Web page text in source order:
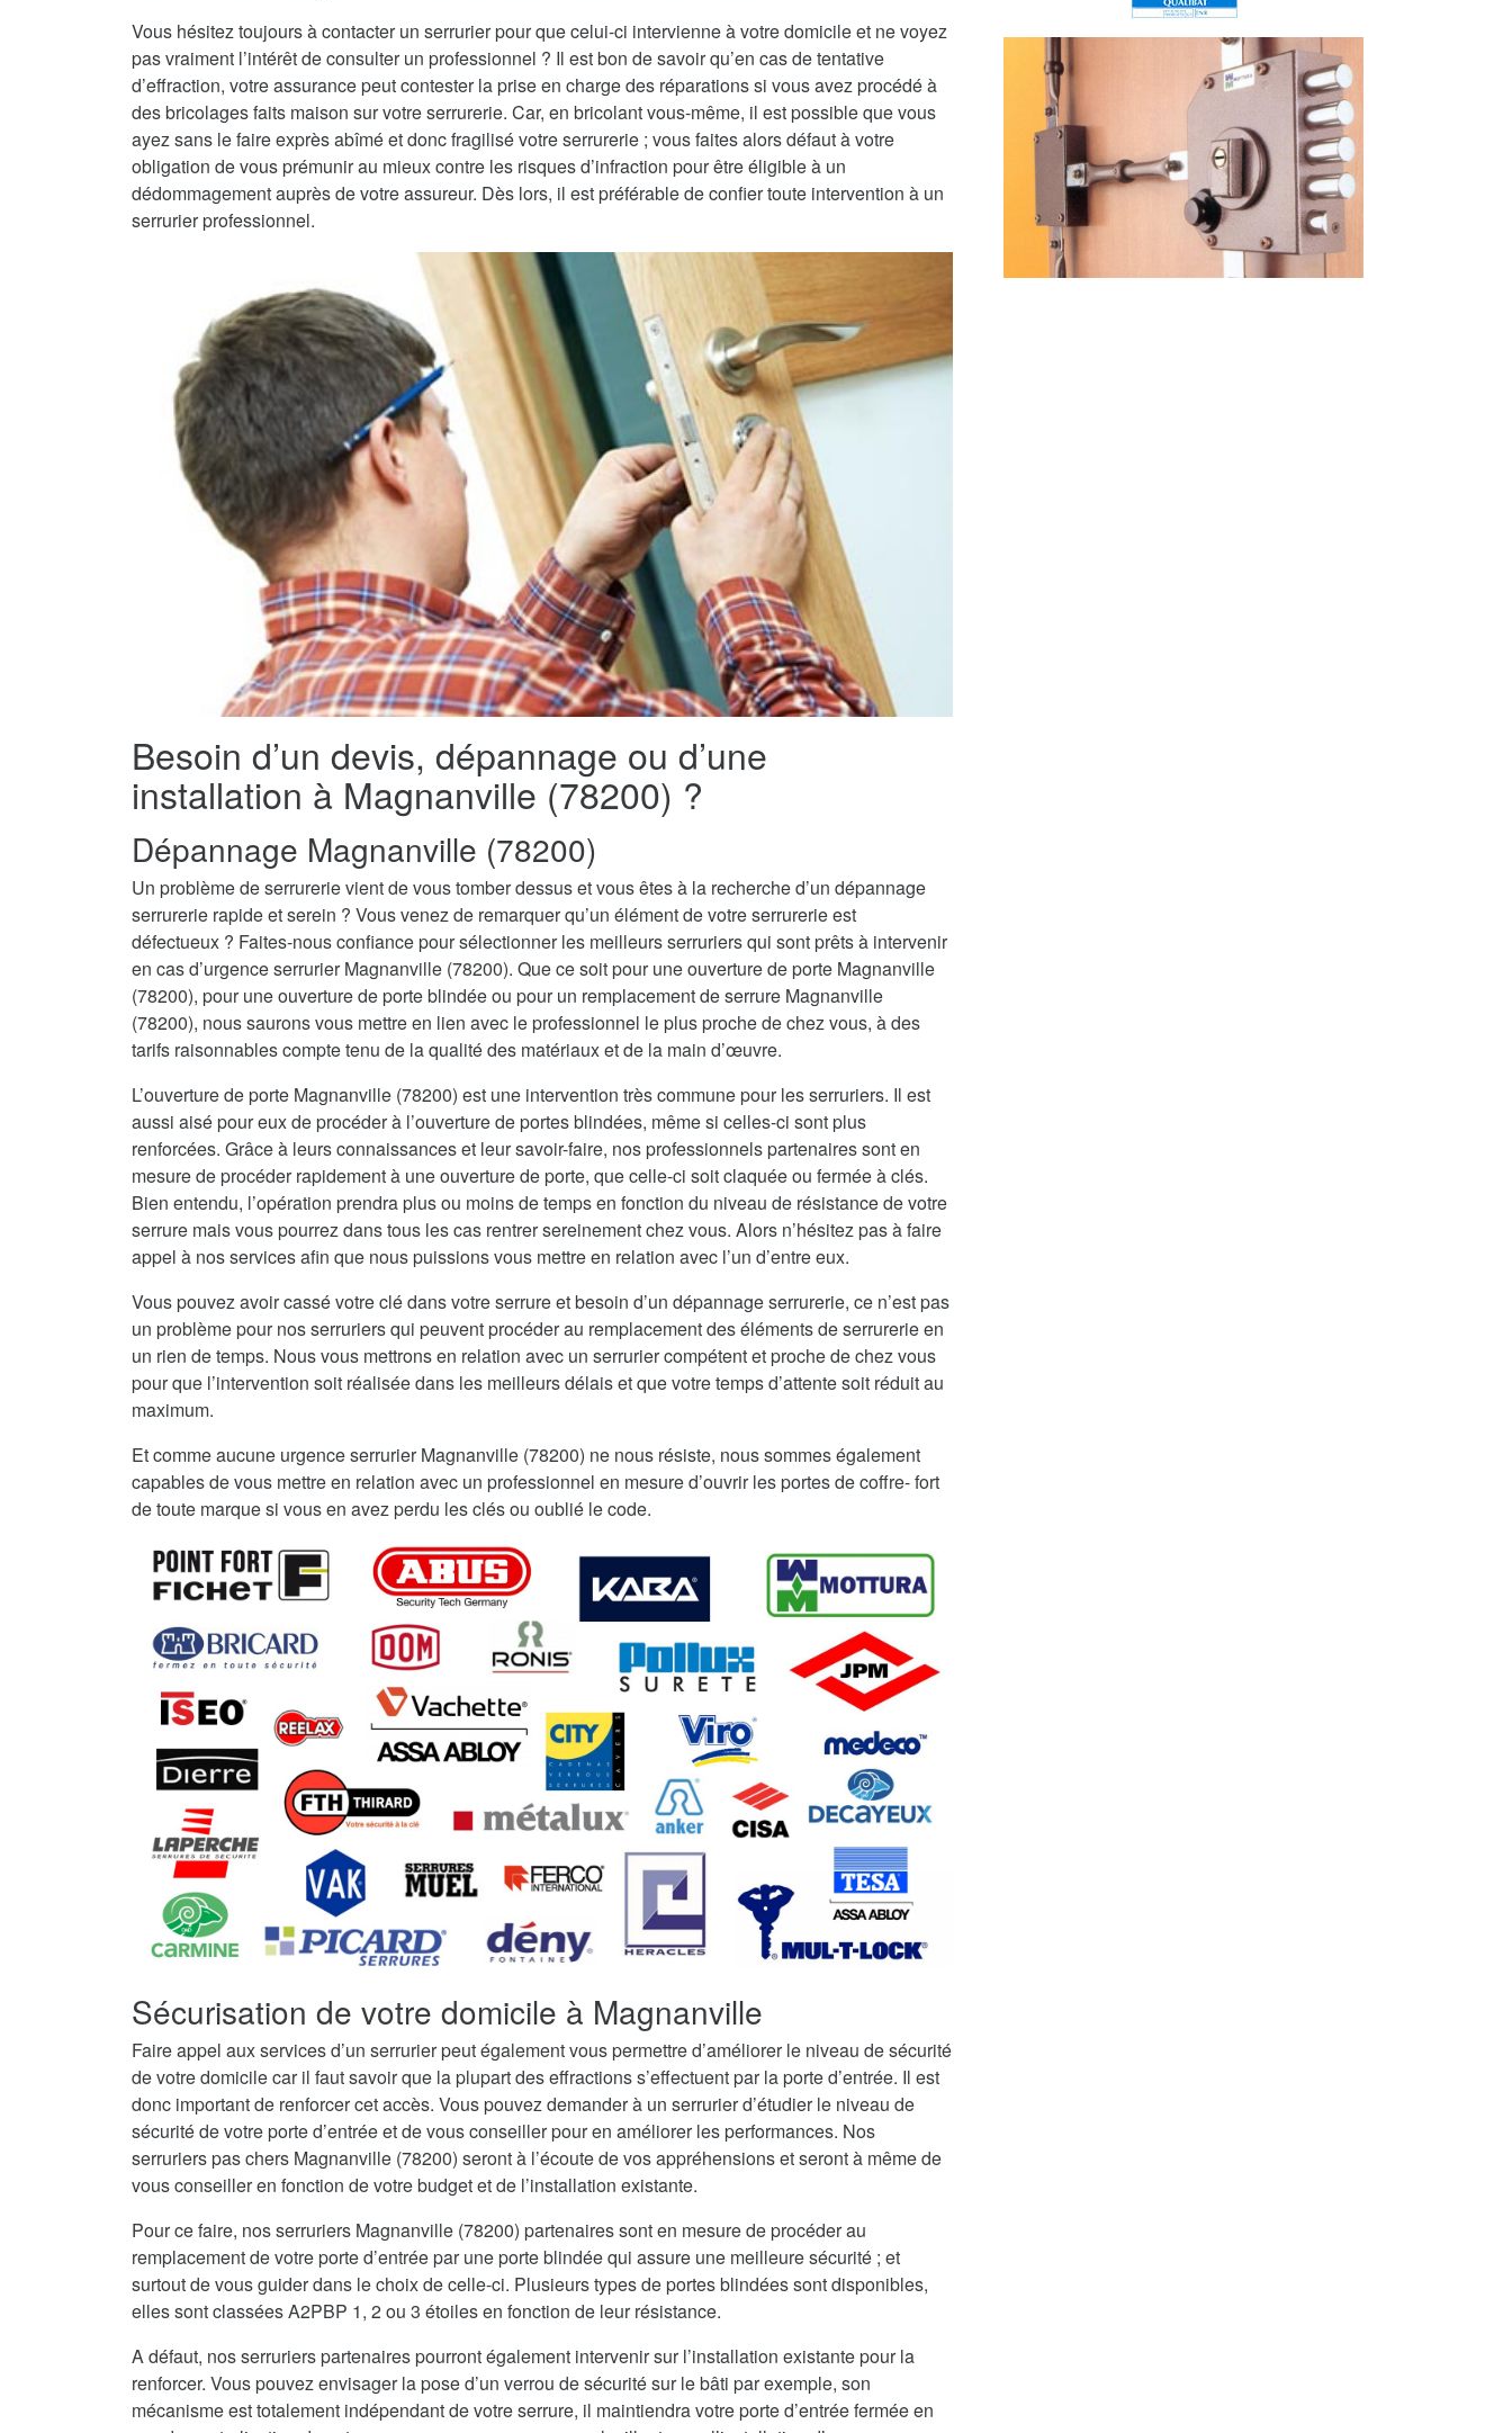
Vous hésitez toujours à contacter un serrurier pour que celui-ci intervienne à votre domicile et ne voyez
pas vraiment l’intérêt de consulter un professionnel ? Il est bon de savoir qu’en cas de tentative
d’effraction, votre assurance peut contester la prise en charge des réparations si vous avez procédé à
des bricolages faits maison sur votre serrurerie. Car, en bricolant vous-même, il est possible que vous
ayez sans le faire exprès abîmé et donc fragilisé votre serrurerie ; vous faites alors défaut à votre
obligation de vous prémunir au mieux contre les risques d’infraction pour être éligible à un
dédommagement auprès de votre assureur. Dès lors, il est préférable de confier toute intervention à un
serrurier professionnel.
Besoin d’un devis, dépannage ou d’une
installation à Magnanville (78200) ?
Dépannage Magnanville (78200)
Un problème de serrurerie vient de vous tomber dessus et vous êtes à la recherche d’un dépannage
serrurerie rapide et serein ? Vous venez de remarquer qu’un élément de votre serrurerie est
défectueux ? Faites-nous confiance pour sélectionner les meilleurs serruriers qui sont prêts à intervenir
en cas d’urgence serrurier Magnanville (78200). Que ce soit pour une ouverture de porte Magnanville
(78200), pour une ouverture de porte blindée ou pour un remplacement de serrure Magnanville
(78200), nous saurons vous mettre en lien avec le professionnel le plus proche de chez vous, à des
tarifs raisonnables compte tenu de la qualité des matériaux et de la main d’œuvre.
L’ouverture de porte Magnanville (78200) est une intervention très commune pour les serruriers. Il est
aussi aisé pour eux de procéder à l’ouverture de portes blindées, même si celles-ci sont plus
renforcées. Grâce à leurs connaissances et leur savoir-faire, nos professionnels partenaires sont en
mesure de procéder rapidement à une ouverture de porte, que celle-ci soit claquée ou fermée à clés.
Bien entendu, l’opération prendra plus ou moins de temps en fonction du niveau de résistance de votre
serrure mais vous pourrez dans tous les cas rentrer sereinement chez vous. Alors n’hésitez pas à faire
appel à nos services afin que nous puissions vous mettre en relation avec l’un d’entre eux.
Vous pouvez avoir cassé votre clé dans votre serrure et besoin d’un dépannage serrurerie, ce n’est pas
un problème pour nos serruriers qui peuvent procéder au remplacement des éléments de serrurerie en
un rien de temps. Nous vous mettrons en relation avec un serrurier compétent et proche de chez vous
pour que l’intervention soit réalisée dans les meilleurs délais et que votre temps d’attente soit réduit au
maximum.
Et comme aucune urgence serrurier Magnanville (78200) ne nous résiste, nous sommes également
capables de vous mettre en relation avec un professionnel en mesure d’ouvrir les portes de coffre- fort
de toute marque si vous en avez perdu les clés ou oublié le code.
Sécurisation de votre domicile à Magnanville
Faire appel aux services d’un serrurier peut également vous permettre d’améliorer le niveau de sécurité
de votre domicile car il faut savoir que la plupart des effractions s’effectuent par la porte d’entrée. Il est
donc important de renforcer cet accès. Vous pouvez demander à un serrurier d’étudier le niveau de
sécurité de votre porte d’entrée et de vous conseiller pour en améliorer les performances. Nos
serruriers pas chers Magnanville (78200) seront à l’écoute de vos appréhensions et seront à même de
vous conseiller en fonction de votre budget et de l’installation existante.
Pour ce faire, nos serruriers Magnanville (78200) partenaires sont en mesure de procéder au
remplacement de votre porte d’entrée par une porte blindée qui assure une meilleure sécurité ; et
surtout de vous guider dans le choix de celle-ci. Plusieurs types de portes blindées sont disponibles,
elles sont classées A2PBP 1, 2 ou 3 étoiles en fonction de leur résistance.
A défaut, nos serruriers partenaires pourront également intervenir sur l’installation existante pour la
renforcer. Vous pouvez envisager la pose d’un verrou de sécurité sur le bâti par exemple, son
mécanisme est totalement indépendant de votre serrure, il maintiendra votre porte d’entrée fermée en